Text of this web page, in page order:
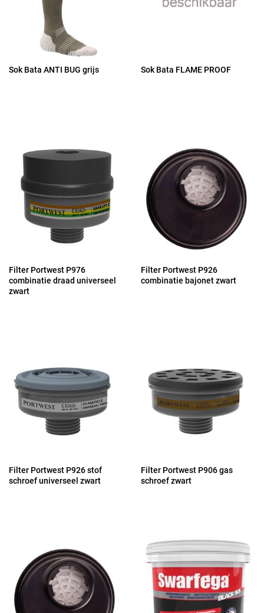
Sok Bata ANTI BUG grijs Sok Bata FLAME PROOF
Filter Portwest P976
combinatie draad universeel
zwart
Filter Portwest P926
combinatie bajonet zwart
Filter Portwest P926 stof
schroef universeel zwart
Filter Portwest P906 gas
schroef zwart